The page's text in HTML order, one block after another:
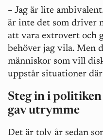
– Jag är lite
är inte det som driver
att vara extrovert och
behöver jag vila. Men
människor som vill
uppstår situationer
Steg in i
gav utrymme
Det är tolv år sedan